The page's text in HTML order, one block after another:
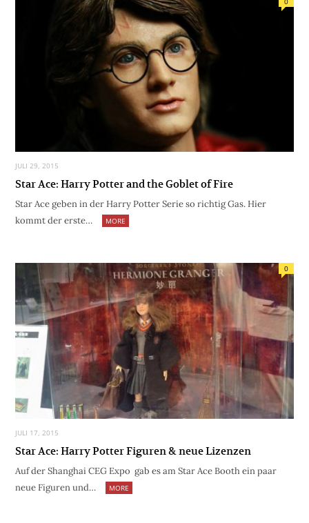
JULI 29, 2015
Star Ace: Harry Potter and the Goblet of Fire
Star Ace geben in der Harry Potter Serie so richtig Gas. Hier
kommt der erste…
MORE
JULI 17, 2015
0
Star Ace: Harry Potter Figuren & neue Lizenzen
Auf der Shanghai CEG Expo gab es am Star Ace Booth ein paar
neue Figuren und…
MORE